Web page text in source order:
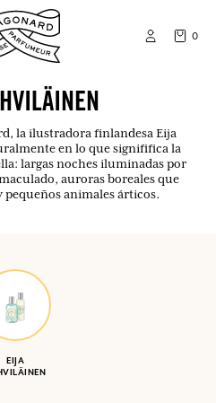
0
la ilustradora finlandesa Eija
en lo que signififica la
largas noches iluminadas por
auroras boreales que
pequeños animales árticos.
EIJA